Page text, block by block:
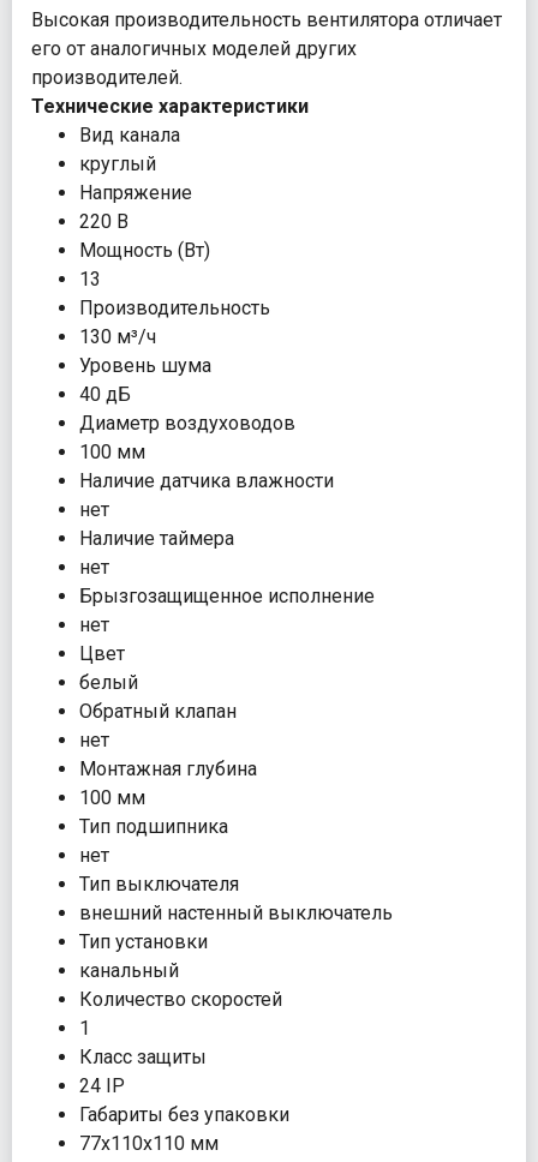
Высокая производительность вентилятора отличает
его от аналогичных моделей других
производителей.
Технические характеристики
Вид канала
круглый
Напряжение
220 В
Мощность (Вт)
13
Производительность
130 м³/ч
Уровень шума
40 дБ
Диаметр воздуховодов
100 мм
Наличие датчика влажности
нет
Наличие таймера
нет
Брызгозащищенное исполнение
нет
Цвет
белый
Обратный клапан
нет
Монтажная глубина
100 мм
Тип подшипника
нет
Тип выключателя
внешний настенный выключатель
Тип установки
канальный
Количество скоростей
1
Класс защиты
24 IP
Габариты без упаковки
77х110х110 мм